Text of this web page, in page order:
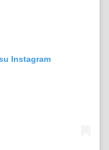
Instagram